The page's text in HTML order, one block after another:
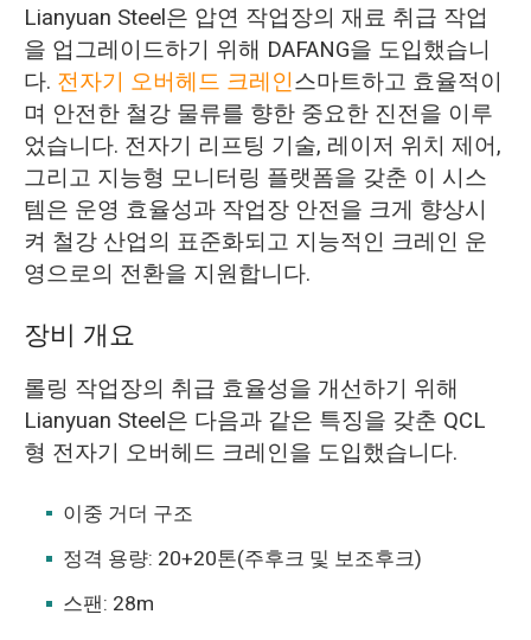
Lianyuan Steel은 압연 작업장의 재료 취급 작업
을 업그레이드하기 위해 DAFANG을 도입했습니
다. 전자기 오버헤드 크레인스마트하고 효율적이
며 안전한 철강 물류를 향한 중요한 진전을 이루
었습니다. 전자기 리프팅 기술, 레이저 위치 제어,
그리고 지능형 모니터링 플랫폼을 갖춘 이 시스
템은 운영 효율성과 작업장 안전을 크게 향상시
켜 철강 산업의 표준화되고 지능적인 크레인 운
영으로의 전환을 지원합니다.
장비 개요
롤링 작업장의 취급 효율성을 개선하기 위해
Lianyuan Steel은 다음과 같은 특징을 갖춘 QCL
형 전자기 오버헤드 크레인을 도입했습니다.
이중 거더 구조
정격 용량: 20+20톤(주후크 및 보조후크)
스팬: 28m